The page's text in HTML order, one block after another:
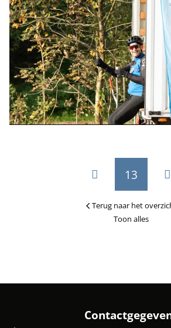
Terug naar het
13
Toon alles